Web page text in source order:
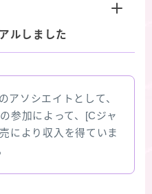
ルしました
アソシエイトとして、
参加によって、[Cジャ
により収入を得ていま